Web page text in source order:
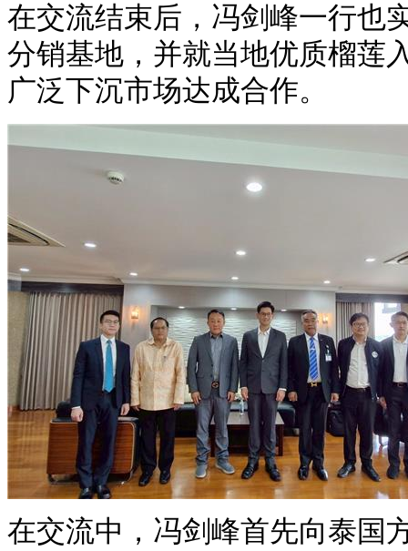
在交流结束后，冯剑峰一行也
分销基地，并就当地优质榴莲
广泛下沉市场达成合作。
在交流中，冯剑峰首先向泰国